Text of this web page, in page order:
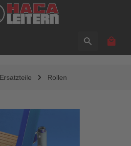
Ersatzteile Rollen